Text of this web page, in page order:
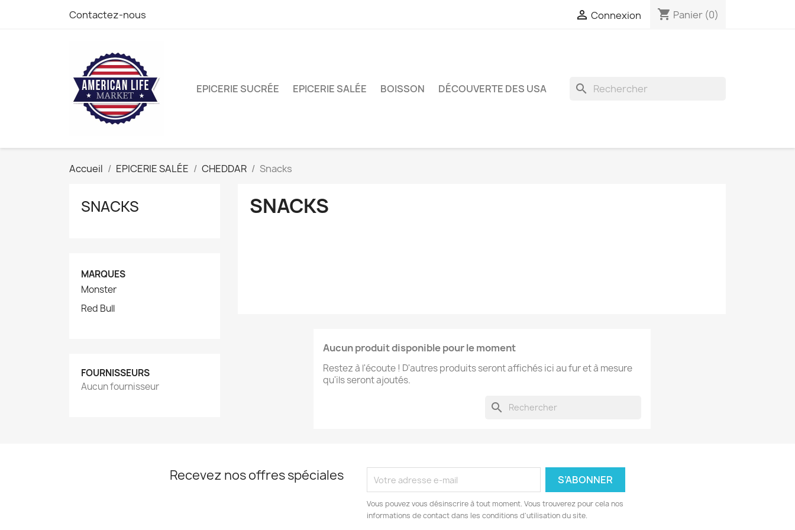
Contactez-nous  Connexion shopping_cart Panier (0)
EPICERIE SUCRÉE EPICERIE SALÉE BOISSON DÉCOUVERTE DES USA search
Accueil EPICERIE SALÉE CHEDDAR Snacks
SNACKS
MARQUES
Monster
Red Bull
FOURNISSEURS
Aucun fournisseur
SNACKS
Aucun produit disponible pour le moment
Restez à l'écoute ! D'autres produits seront affichés ici au fur et à mesure
qu'ils seront ajoutés.
search
Recevez nos offres spéciales
Vous pouvez vous désinscrire à tout moment. Vous trouverez pour cela nos
informations de contact dans les conditions d'utilisation du site.